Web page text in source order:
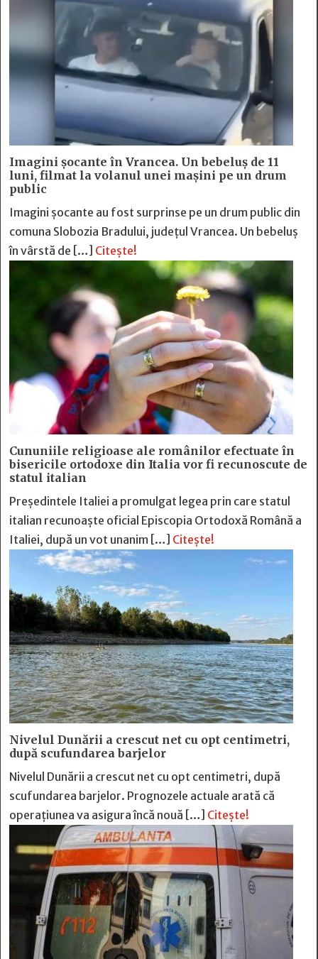
Imagini șocante în Vrancea. Un bebeluș de 11
luni, filmat la volanul unei mașini pe un drum
public
Imagini șocante au fost surprinse pe un drum public din
comuna Slobozia Bradului, județul Vrancea. Un bebeluș
în vârstă de […] Citește!
Cununiile religioase ale românilor efectuate în
bisericile ortodoxe din Italia vor fi recunoscute de
statul italian
Președintele Italiei a promulgat legea prin care statul
italian recunoaște oficial Episcopia Ortodoxă Română a
Italiei, după un vot unanim […] Citește!
Nivelul Dunării a crescut net cu opt centimetri,
după scufundarea barjelor
Nivelul Dunării a crescut net cu opt centimetri, după
scufundarea barjelor. Prognozele actuale arată că
operațiunea va asigura încă nouă […] Citește!